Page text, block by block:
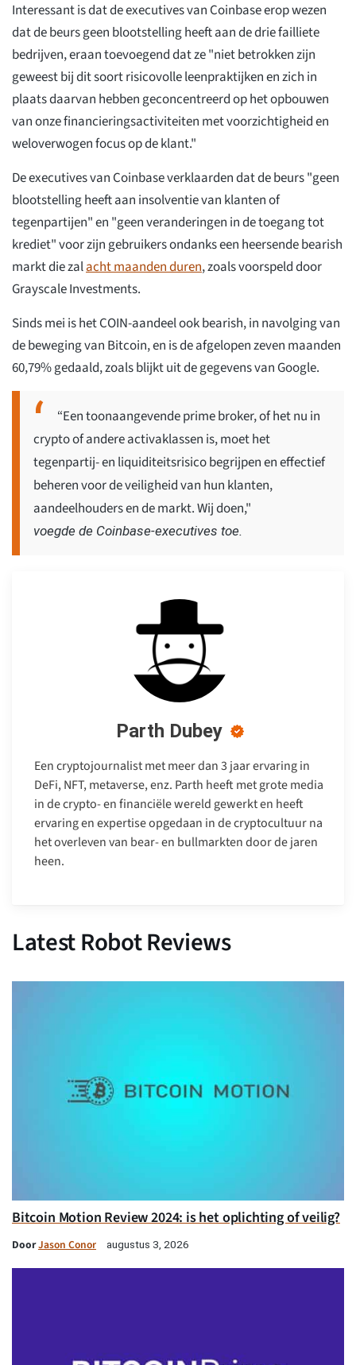
Interessant is dat de executives van Coinbase erop wezen
dat de beurs geen blootstelling heeft aan de drie failliete
bedrijven, eraan toevoegend dat ze "niet betrokken zijn
geweest bij dit soort risicovolle leenpraktijken en zich in
plaats daarvan hebben geconcentreerd op het opbouwen
van onze financieringsactiviteiten met voorzichtigheid en
weloverwogen focus op de klant."
De executives van Coinbase verklaarden dat de beurs "geen
blootstelling heeft aan insolventie van klanten of
tegenpartijen" en "geen veranderingen in de toegang tot
krediet" voor zijn gebruikers ondanks een heersende bearish
markt die zalacht maanden duren, zoals voorspeld door
Grayscale Investments.
Sinds mei is het COIN-aandeel ook bearish, in navolging van
de beweging van Bitcoin, en is de afgelopen zeven maanden
60,79% gedaald, zoals blijkt uit de gegevens van Google.
“Een toonaangevende prime broker, of het nu in
crypto of andere activaklassen is, moet het
tegenpartij- en liquiditeitsrisico begrijpen en effectief
beheren voor de veiligheid van hun klanten,
aandeelhouders en de markt. Wij doen,"
voegde de Coinbase-executives toe.
Parth Dubey
Een cryptojournalist met meer dan 3 jaar ervaring in
DeFi, NFT, metaverse, enz. Parth heeft met grote media
in de crypto- en financiële wereld gewerkt en heeft
ervaring en expertise opgedaan in de cryptocultuur na
het overleven van bear- en bullmarkten door de jaren
heen.
Latest Robot Reviews
Bitcoin Motion Review 2024: is het oplichting of veilig?
DoorJason Conor augustus 3, 2026